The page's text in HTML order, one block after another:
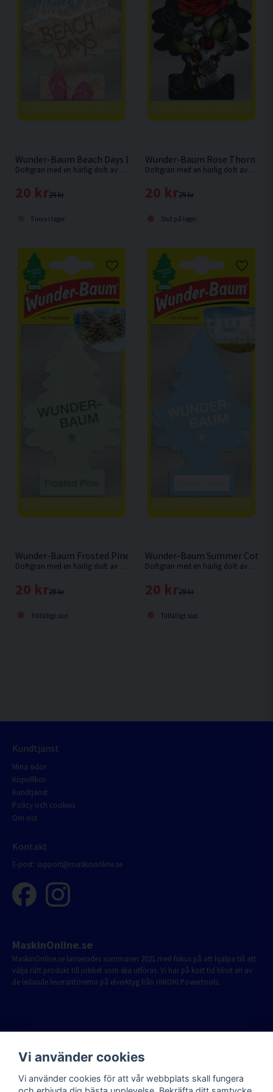
Wunder-Baum Beach Days Doftgran
Doftgran med en härlig doft av en dag på stranden.
29 kr
20 kr
Finns i lager
Wunder-Baum Rose Thorn
Doftgran med en härlig doft av röd ros.
29 kr
20 kr
Slut på lager
Wunder-Baum Frosted Pine Doftgran
Doftgran med en härlig doft av frostiga tallbarr, pepparmint och bergslavendel.
29 kr
20 kr
Tillfälligt slut
Wunder-Baum Summer
Doftgran med en härlig doft av nytvättad bomull.
29 kr
20 kr
Tillfälligt slut
Kundtjänst
Mina sidor
Köpvillkor
Kundtjänst
Policy och cookies
Om oss
Kontakt
E-post: support@maskinonline.se
MaskinOnline.se
MaskinOnline.se lanserades sommaren 2021 med fokus på att hjälpa till att
välja rätt produkt till jobbet som ska utföras. Vi har på kort tid blivit en av
de ledande leverantörerna på elverktyg från HiKOKI Powertools.
Vi använder cookies
Vi använder cookies för att vår webbplats skall fungera